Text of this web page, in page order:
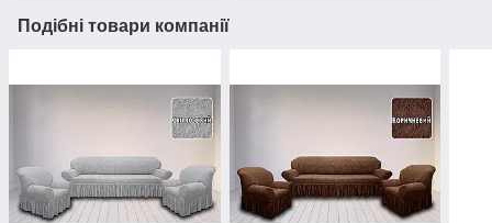
Подібні товари компанії